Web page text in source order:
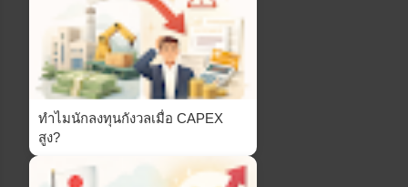
ทำไมนักลงทุนกังวลเมื่อ CAPEX
สูง?